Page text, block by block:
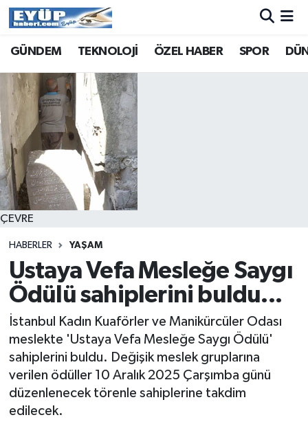
GÜNDEM TEKNOLOJİ ÖZEL HABER SPOR
ÇEVRE
HABERLER YAŞAM
Ustaya Vefa Mesleğe Saygı
Ödülü sahiplerini buldu...
İstanbul Kadın Kuaförler ve Manikürcüler Odası
meslekte 'Ustaya Vefa Mesleğe Saygı Ödülü'
sahiplerini buldu. Değişik meslek gruplarına
verilen ödüller 10 Aralık 2025 Çarşımba günü
düzenlenecek törenle sahiplerine takdim
edilecek.